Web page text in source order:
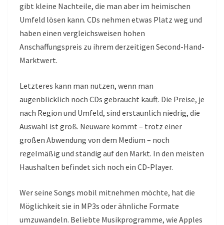
gibt kleine Nachteile, die man aber im heimischen
Umfeld lösen kann. CDs nehmen etwas Platz weg und
haben einen vergleichsweisen hohen
Anschaffungspreis zu ihrem derzeitigen Second-Hand-
Marktwert.
Letzteres kann man nutzen, wenn man
augenblicklich noch CDs gebraucht kauft. Die Preise, je
nach Region und Umfeld, sind erstaunlich niedrig, die
Auswahl ist groß. Neuware kommt – trotz einer
großen Abwendung von dem Medium – noch
regelmäßig und ständig auf den Markt. In den meisten
Haushalten befindet sich noch ein CD-Player.
Wer seine Songs mobil mitnehmen möchte, hat die
Möglichkeit sie in MP3s oder ähnliche Formate
umzuwandeln. Beliebte Musikprogramme, wie Apples